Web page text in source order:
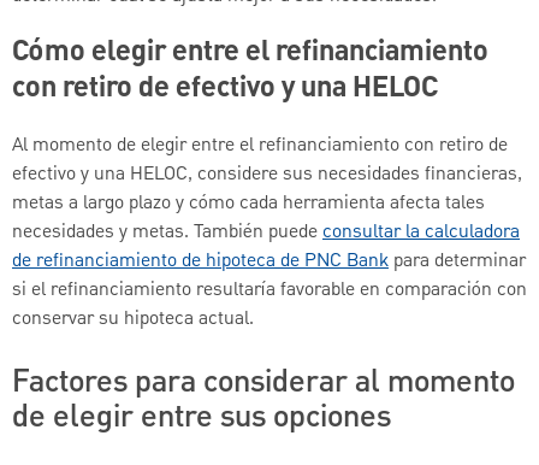
Cómo elegir entre el refinanciamiento
con retiro de efectivo y una HELOC
Al momento de elegir entre el refinanciamiento con retiro de
efectivo y una HELOC, considere sus necesidades financieras,
metas a largo plazo y cómo cada herramienta afecta tales
necesidades y metas. También puedeconsultar la calculadora
de refinanciamiento de hipoteca de PNC Bank para determinar
si el refinanciamiento resultaría favorable en comparación con
conservar su hipoteca actual.
Factores para considerar al momento
de elegir entre sus opciones